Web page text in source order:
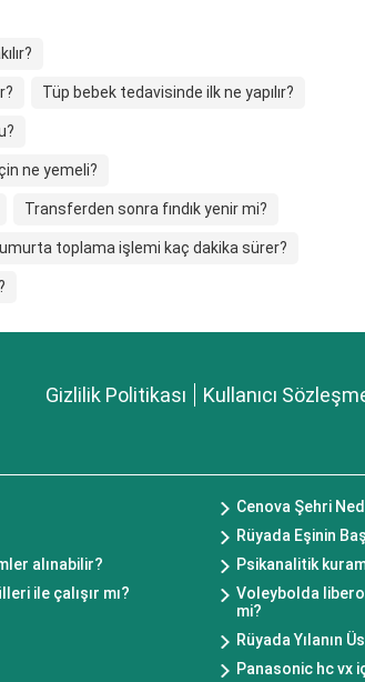
Tüp bebek tedavisinde ilk ne yapılır?
ne yemeli?
Transferden sonra fındık yenir mi?
toplama işlemi kaç dakika sürer?
Gizlilik Politikası Kullanıcı
Cenova Şehri
Rüyada Eşinin
alınabilir?
Psikanalitik
ile çalışır mı?
Voleybolda
mi?
Rüyada Yılanın
Panasonic hc vx